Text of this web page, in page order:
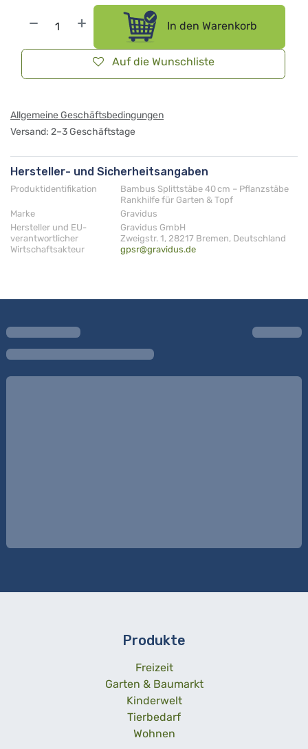
In den Warenkorb
Auf die Wunschliste
Allgemeine Geschäftsbedingungen
Versand: 2–3 Geschäftstage
Hersteller- und Sicherheitsangaben
Produktidentifikation
Bambus Splittstäbe 40 cm – Pflanzstäbe
Rankhilfe für Garten & Topf
Marke
Gravidus
Hersteller und EU-
verantwortlicher
Wirtschaftsakteur
Gravidus GmbH
Zweigstr. 1, 28217 Bremen, Deutschland
gpsr@gravidus.de
Produkte
Freizeit
Garten & Baumarkt
Kinderwelt
Tierbedarf
Wohnen